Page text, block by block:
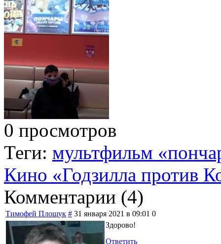
0 просмотров
Теги: мультфильм
Кино «Годзилла против
Комментарии (4)
Тимофей Площук # 31 января 2021 в 09:01 0
Здорово!
Ответить